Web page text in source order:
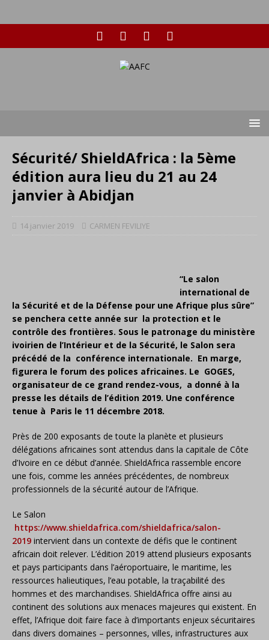
Sécurité/ ShieldAfrica : la 5ème
édition aura lieu du 21 au 24
janvier à Abidjan
14 janvier 2019 CARMEN FEVILIYE
“Le salon
international de
la Sécurité et de la Défense pour une Afrique plus sûre”
se penchera cette année sur la protection et le
contrôle des frontières. Sous le patronage du ministère
ivoirien de l’Intérieur et de la Sécurité, le Salon sera
précédé de la conférence internationale. En marge,
figurera le forum des polices africaines. Le GOGES,
organisateur de ce grand rendez-vous, a donné à la
presse les détails de l’édition 2019. Une conférence
tenue à Paris le 11 décembre 2018.
Près de 200 exposants de toute la planète et plusieurs
délégations africaines sont attendus dans la capitale de Côte
d’Ivoire en ce début d’année. ShieldAfrica rassemble encore
une fois, comme les années précédentes, de nombreux
professionnels de la sécurité autour de l’Afrique.
Le Salon
https://www.shieldafrica.com/shieldafrica/salon-
2019 intervient dans un contexte de défis que le continent
africain doit relever. L’édition 2019 attend plusieurs exposants
et pays participants dans l’aéroportuaire, le maritime, les
ressources halieutiques, l’eau potable, la traçabilité des
hommes et des marchandises. ShieldAfrica offre ainsi au
continent des solutions aux menaces majeures qui existent. En
effet, l’Afrique doit faire face à d’importants enjeux sécuritaires
dans divers domaines – personnes, villes, infrastructures aux